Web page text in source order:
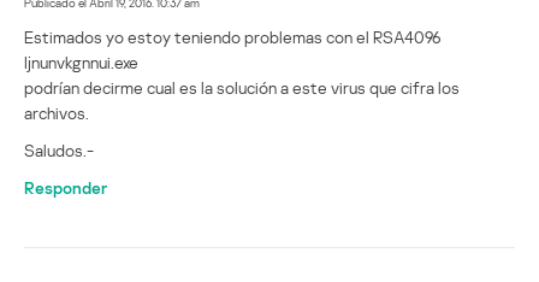
Estimados yo estoy teniendo problemas con el RSA4096
Ijnunvkgnnui.exe
podrían decirme cual es la solución a este virus que cifra los
archivos.
Saludos.-
Responder